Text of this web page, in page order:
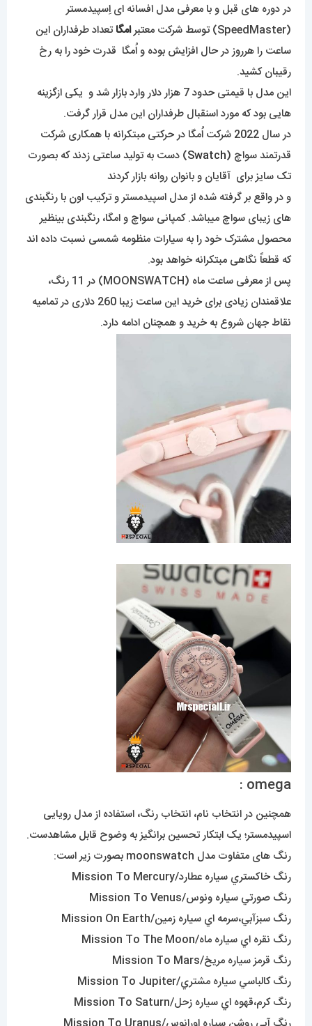
در دوره های قبل و با معرفی مدل افسانه ای اِسپیدمستر
(SpeedMaster) توسط شرکت معتبر
امگا تعداد طرفداران این
ساعت را هرروز در حال افزایش بوده و اُمگا قدرت خود را به رخ
رقیبان کشید.
این مدل با قیمتی حدود 7 هزار دلار وارد بازار شد و یکی ازگزینه
هایی بود که مورد اسنقبال طرفداران این مدل قرار گرفت.
در سال 2022 شرکت اُمگا در حرکتی مبتکرانه با همکاری شرکت
قدرتمند سواچ (Swatch) دست به تولید ساعتی زدند که بصورت
تک سایز برای آقایان و بانوان روانه بازار کردند
و در واقع بر گرفته شده از مدل اسپیدمستر و ترکیب اون با رنگبندی
های زیبای سواچ میباشد. کمپانی سواچ و امگا، رنگبندی بینظیر
محصول مشترک خود را به سیارات منظومه شمسی نسبت داده اند
که قطعاً نگاهی مبتکرانه خواهد بود.
پس از معرفی ساعت ماه (MOONSWATCH) در 11 رنگ،
علاقمندان زیادی برای خرید این ساعت زیبا 260 دلاری در تمامیه
نقاط جهان شروع به خرید و همچنان ادامه دارد.
omega :
همچنین در انتخاب نام، انتخاب رنگ، استفاده از مدل رویایی
اسپیدمستر؛ یک ابتکار تحسین برانگیز به وضوح قابل مشاهدست.
رنگ های متفاوت مدل moonswatch بصورت زیر است:
رنگ خاکستري سياره عطارد/Mission To Mercury
رنگ صورتي سياره ونوس/Mission To Venus
رنگ سبزآبي،سرمه اي سياره زمين/Mission On Earth
رنگ نقره اي سياره ماه/Mission To The Moon
رنگ قرمز سياره مريخ/Mission To Mars
رنگ کالباسي سياره مشتري/Mission To Jupiter
رنگ کرم،قهوه اي سياره زحل/Mission To Saturn